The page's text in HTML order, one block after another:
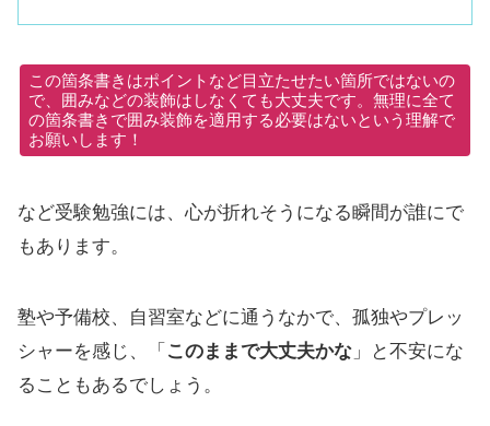
この箇条書きはポイントなど目立たせたい箇所ではないの
で、囲みなどの装飾はしなくても大丈夫です。無理に全て
の箇条書きで囲み装飾を適用する必要はないという理解で
お願いします！
など受験勉強には、心が折れそうになる瞬間が誰にで
もあります。
塾や予備校、自習室などに通うなかで、孤独やプレッ
シャーを感じ、「 このままで大丈夫かな 」と不安にな
ることもあるでしょう。